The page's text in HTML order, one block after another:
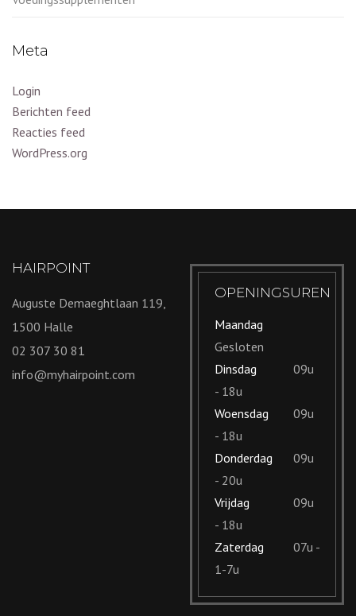
Meta
Login
Berichten feed
Reacties feed
WordPress.org
HAIRPOINT
Auguste Demaeghtlaan 119,
1500 Halle
02 307 30 81
info@myhairpoint.com
OPENINGSUREN
Maandag
Gesloten
Dinsdag
09u
- 18u
Woensdag
09u
- 18u
Donderdag
09u
- 20u
Vrijdag
09u
- 18u
Zaterdag
07u -
1-7u